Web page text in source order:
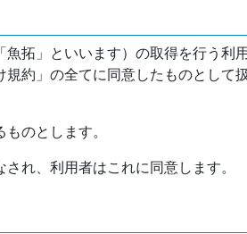
魚拓」といいます）の取得を行う利
約」の全てに同意したものとして
のとします。
れ、利用者はこれに同意します。